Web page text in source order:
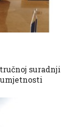
suradnji